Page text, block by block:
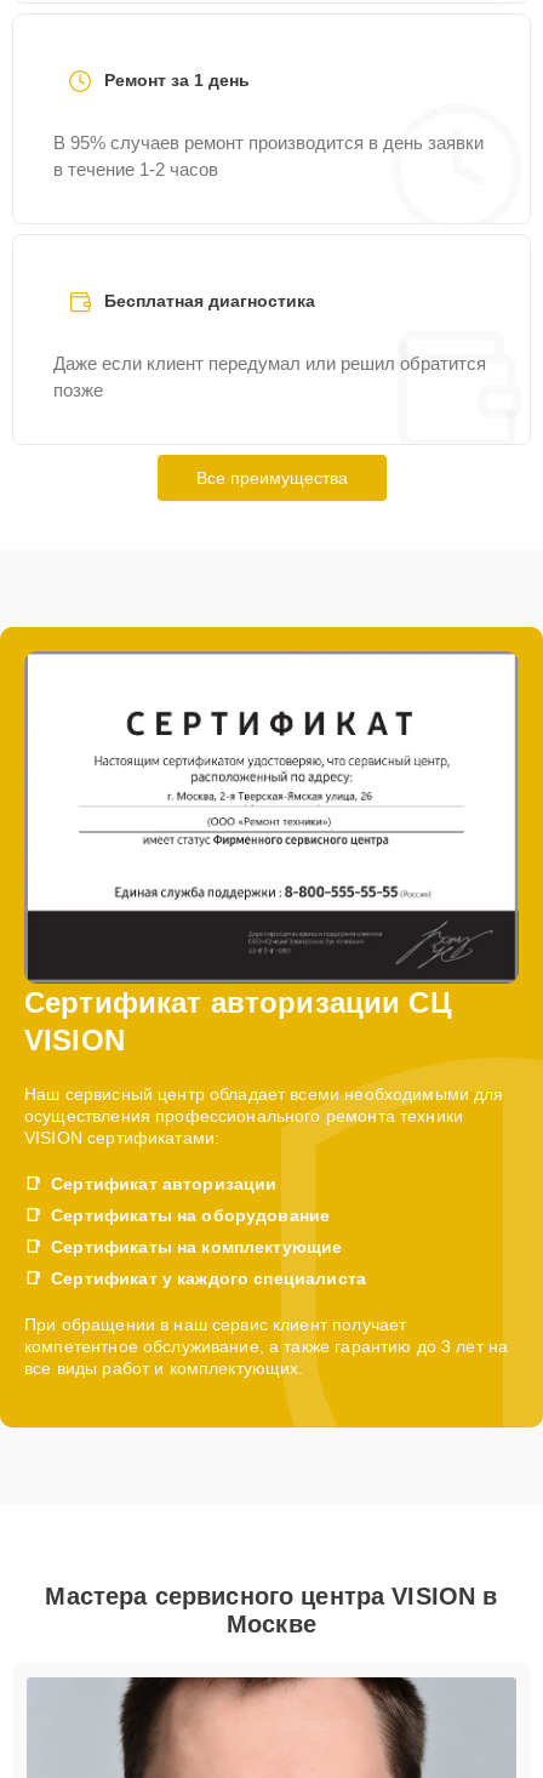
Ремонт за 1 день
В 95% случаев ремонт производится в день заявки
в течение 1-2 часов
Бесплатная диагностика
Даже если клиент передумал или решил обратится
позже
Все преимущества
Сертификат авторизации СЦ
VISION
Наш сервисный центр обладает всеми необходимыми для
осуществления профессионального ремонта техники
VISION сертификатами:
Сертификат авторизации
Сертификаты на оборудование
Сертификаты на комплектующие
Сертификат у каждого специалиста
При обращении в наш сервис клиент получает
компетентное обслуживание, а также гарантию до 3 лет на
все виды работ и комплектующих.
Мастера сервисного центра VISION в
Москве